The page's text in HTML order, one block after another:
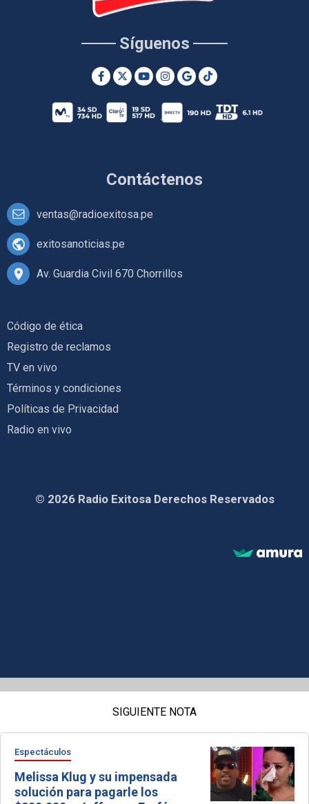
Contáctenos
ventas@radioexitosa.pe
exitosanoticias.pe
Av. Guardia Civil 670 Chorrillos
Síguenos
Código de ética
Registro de reclamos
TV en vivo
Términos y condiciones
Políticas de Privacidad
Radio en vivo
© 2026 Radio Exitosa Derechos Reservados
SIGUIENTE NOTA
Espectáculos
Melissa Klug y su impensada
solución para pagarle los